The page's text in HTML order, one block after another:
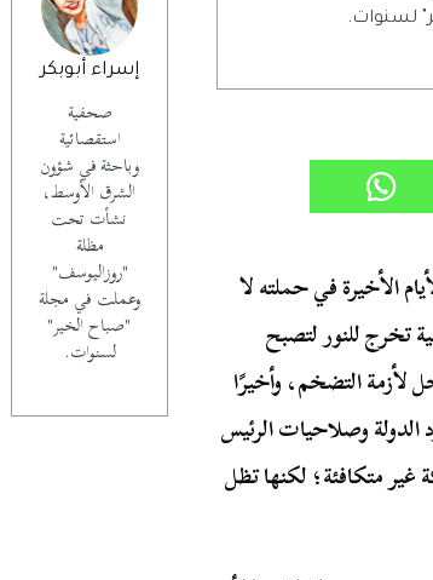
إسراء أبوبكر
صحفية
استقصائية
وباحثة في شؤون
الشرق الأوسط،
نشأت تحت
مظلة
"روزاليوسف"
وعملت في مجلة
"صباح الخير"
لسنوات.
لسنوات.
الأخيرة في حملته لا
تخرج للنور لتصبح
لأزمة التضخم، وأخيرًا
وصلاحيات الرئيس
غير متكافئة؛ لكنها تظل